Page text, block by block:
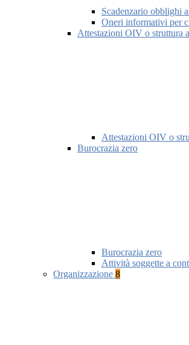
Scadenzario obblighi
Oneri informativi per
Attestazioni OIV o struttura
Attestazioni OIV o
Burocrazia zero
Burocrazia zero
Attività soggette a
Organizzazione 8